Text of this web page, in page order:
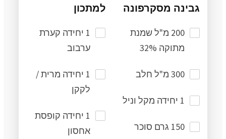
גבינה מסקרפונה
200 מ"ל שמנת
מתוקה 32%
300 מ"ל חלב
1 יחידה מקל וניל
150 גרם סוכר
למתכון
1 יחידה קערת
ערבוב
1 יחידה מרית /
לקקן
1 יחידה קופסת
אחסון